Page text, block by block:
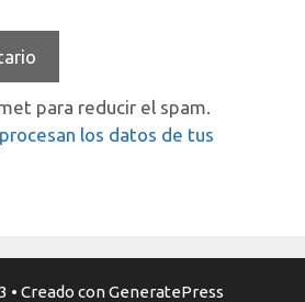
para reducir el spam.
los datos de tus
• Creado conGeneratePress